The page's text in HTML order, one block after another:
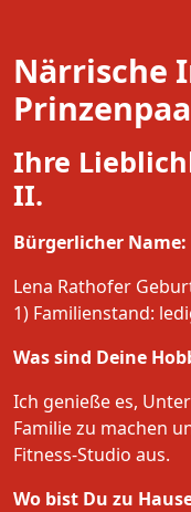
Närrische
Ihre
II.
Bürgerlicher Name:
Lena Rathofer
1) Familienstand:
Was sind Deine
Ich genieße es,
Familie zu machen
Fitness-Studio aus.
Wo bist Du zu